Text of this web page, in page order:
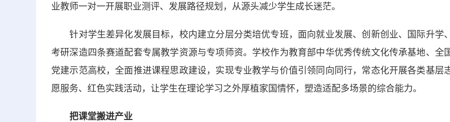
业教师一对一开展职业测评、发展路径规划，从源头减少学生成长迷茫。
针对学生差异化发展目标，校内建立分层分类培优专班，面向就业发展、创新创业、国际升学
考研深造四条赛道配套专属教学资源与专项师资。学校作为教育部中华优秀传统文化传承基地、全
党建示范高校，全面推进课程思政建设，实现专业教学与价值引领同向同行，常态化开展各类基层
愿服务、红色实践活动，让学生在理论学习之外厚植家国情怀，塑造适配多场景的综合能力。
把课堂搬进产业